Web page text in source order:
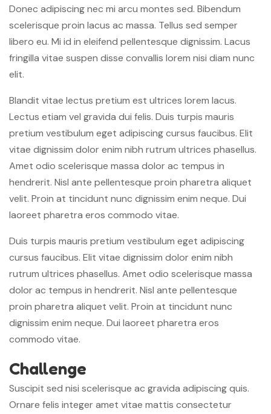
Donec adipiscing nec mi arcu montes sed. Bibendum
scelerisque proin lacus ac massa. Tellus sed semper
libero eu. Mi id in eleifend pellentesque dignissim. Lacus
fringilla vitae suspen disse convallis lorem nisi diam nunc
elit.
Blandit vitae lectus pretium est ultrices lorem lacus.
Lectus etiam vel gravida dui felis. Duis turpis mauris
pretium vestibulum eget adipiscing cursus faucibus. Elit
vitae dignissim dolor enim nibh rutrum ultrices phasellus.
Amet odio scelerisque massa dolor ac tempus in
hendrerit. Nisl ante pellentesque proin pharetra aliquet
velit. Proin at tincidunt nunc dignissim enim neque. Dui
laoreet pharetra eros commodo vitae.
Duis turpis mauris pretium vestibulum eget adipiscing
cursus faucibus. Elit vitae dignissim dolor enim nibh
rutrum ultrices phasellus. Amet odio scelerisque massa
dolor ac tempus in hendrerit. Nisl ante pellentesque
proin pharetra aliquet velit. Proin at tincidunt nunc
dignissim enim neque. Dui laoreet pharetra eros
commodo vitae.
Challenge
Suscipit sed nisi scelerisque ac gravida adipiscing quis.
Ornare felis integer amet vitae mattis consectetur